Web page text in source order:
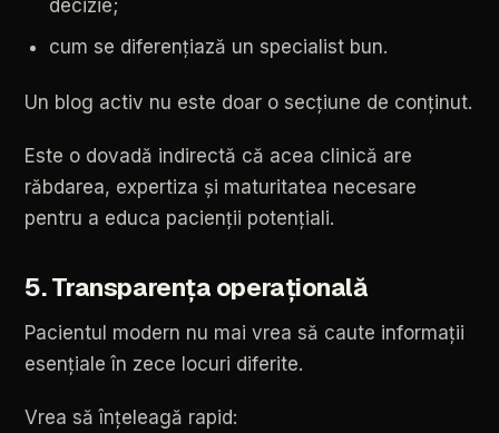
decizie;
cum se diferențiază un specialist bun.
Un blog activ nu este doar o secțiune de conținut.
Este o dovadă indirectă că acea clinică are
răbdarea, expertiza și maturitatea necesare
pentru a educa pacienții potențiali.
5.Transparența operațională
Pacientul modern nu mai vrea să caute informații
esențiale în zece locuri diferite.
Vrea să înțeleagă rapid: